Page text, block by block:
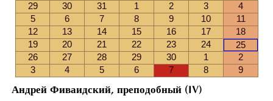
29
30 31 1 2 3
4
5
6 7 8 9 10
11
12
13 14 15 16 17
18
19
20 21 22 23 24
25
26
27 28 29 30 1
2
3
4 5 6 7 8 9
Андрей Фиваидский, преподобный (IV)